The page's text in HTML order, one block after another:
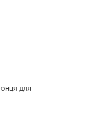
для